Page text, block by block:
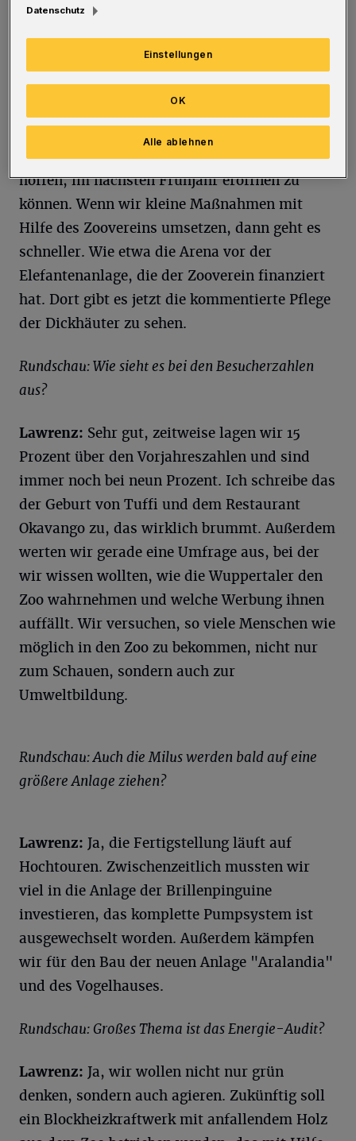
Lawrenz:Geplant war eigentlich die
Eröffnung vor den Sommerferien. Aber dann
gab es Engpässe beim Gebäudemanagement.
Zur rechten Zeit, denn mit Rücksicht auf
bauen können. Jetzt kann es losgehen und wir
hoffen, im nächsten Frühjahr eröffnen zu
können. Wenn wir kleine Maßnahmen mit
Hilfe des Zoovereins umsetzen, dann geht es
schneller. Wie etwa die Arena vor der
Elefantenanlage, die der Zooverein finanziert
hat. Dort gibt es jetzt die kommentierte Pflege
der Dickhäuter zu sehen.
Rundschau: Wie sieht es bei den Besucherzahlen
aus?
Lawrenz: Sehr gut, zeitweise lagen wir 15
Prozent über den Vorjahreszahlen und sind
immer noch bei neun Prozent. Ich schreibe das
der Geburt von Tuffi und dem Restaurant
Okavango zu, das wirklich brummt. Außerdem
werten wir gerade eine Umfrage aus, bei der
wir wissen wollten, wie die Wuppertaler den
Zoo wahrnehmen und welche Werbung ihnen
auffällt. Wir versuchen, so viele Menschen wie
möglich in den Zoo zu bekommen, nicht nur
zum Schauen, sondern auch zur
Umweltbildung.
Rundschau: Auch die Milus werden bald auf eine
größere Anlage ziehen?
Lawrenz: Ja, die Fertigstellung läuft auf
Hochtouren. Zwischenzeitlich mussten wir
viel in die Anlage der Brillenpinguine
investieren, das komplette Pumpsystem ist
ausgewechselt worden. Außerdem kämpfen
wir für den Bau der neuen Anlage "Aralandia"
und des Vogelhauses.
Rundschau: Großes Thema ist das Energie-Audit?
Lawrenz: Ja, wir wollen nicht nur grün
denken, sondern auch agieren. Zukünftig soll
ein Blockheizkraftwerk mit anfallendem Holz
Datenschutz
Einstellungen
Alle ablehnen
OK